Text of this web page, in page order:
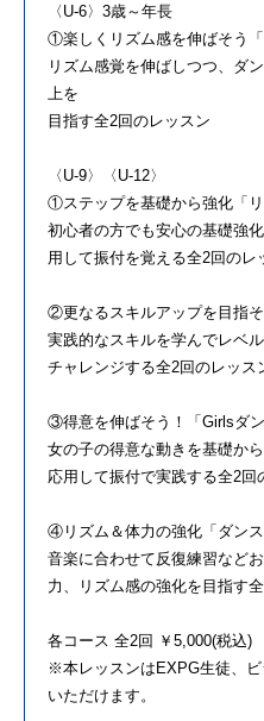
〈U-6〉3歳～年長
①楽しくリズム感を伸ばそう「
リズム感覚を伸ばしつつ、ダ
上を
目指す全2回のレッスン
〈U-9〉〈U-12〉
①ステップを基礎から強化「リ
初心者の方でも安心の基礎強
用して振付を覚える全2回のレ
②更なるスキルアップを目指そ
実践的なスキルを学んでレベ
チャレンジする全2回のレッス
③得意を伸ばそう！「Girlsダン
女の子の得意な動きを基礎か
応用して振付で実践する全2回
④リズム＆体力の強化「ダンス
音楽に合わせて反復練習など
力、リズム感の強化を目指す
各コース 全2回 ￥5,000(税込)
※本レッスンはEXPG生徒、
いただけます。